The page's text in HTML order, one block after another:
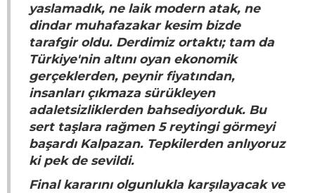
yaslamadık, ne laik modern atak, ne
dindar muhafazakar kesim bizde
tarafgir oldu. Derdimiz ortaktı; tam da
Türkiye'nin altını oyan ekonomik
gerçeklerden, peynir fiyatından,
insanları çıkmaza sürükleyen
adaletsizliklerden bahsediyorduk. Bu
sert taşlara rağmen 5 reytingi görmeyi
başardı Kalpazan. Tepkilerden anlıyoruz
ki pek de sevildi.
Final kararını olgunlukla karşılayacak ve